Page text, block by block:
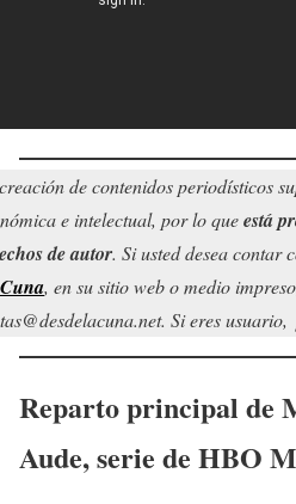
de contenidos periodísticos
e intelectual, por lo queestá
de autor. Si usted desea contar
, en su sitio web o medio
Si eres
Reparto principal de
Aude, serie de HBO